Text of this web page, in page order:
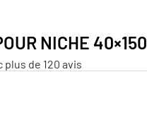
NICHE 40×150
de 120 avis